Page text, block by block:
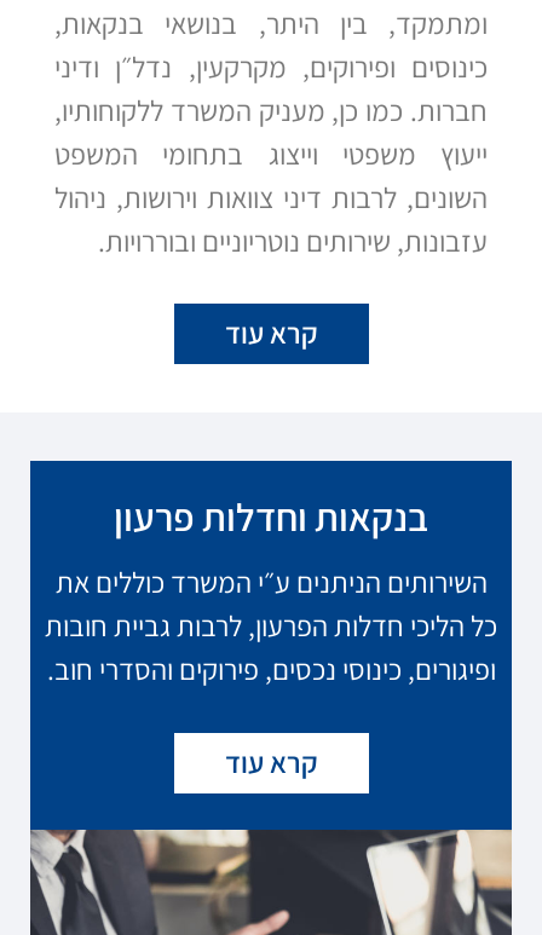
ומתמקד, בין היתר, בנושאי בנקאות,
כינוסים ופירוקים, מקרקעין, נדל״ן ודיני
חברות. כמו כן, מעניק המשרד ללקוחותיו,
ייעוץ משפטי וייצוג בתחומי המשפט
השונים, לרבות דיני צוואות וירושות, ניהול
עזבונות, שירותים נוטריוניים ובוררויות.
קרא עוד
בנקאות וחדלות פרעון
השירותים הניתנים ע״י המשרד כוללים את
כל הליכי חדלות הפרעון, לרבות גביית חובות
ופיגורים, כינוסי נכסים, פירוקים והסדרי חוב.
קרא עוד